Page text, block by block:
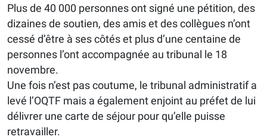
Plus de 40 000 personnes ont signé une pétition, des
dizaines de soutien, des amis et des collègues n’ont
cessé d’être à ses côtés et plus d’une centaine de
personnes l’ont accompagnée au tribunal le 18
novembre.
Une fois n’est pas coutume, le tribunal administratif a
levé l’OQTF mais a également enjoint au préfet de lui
délivrer une carte de séjour pour qu’elle puisse
retravailler.